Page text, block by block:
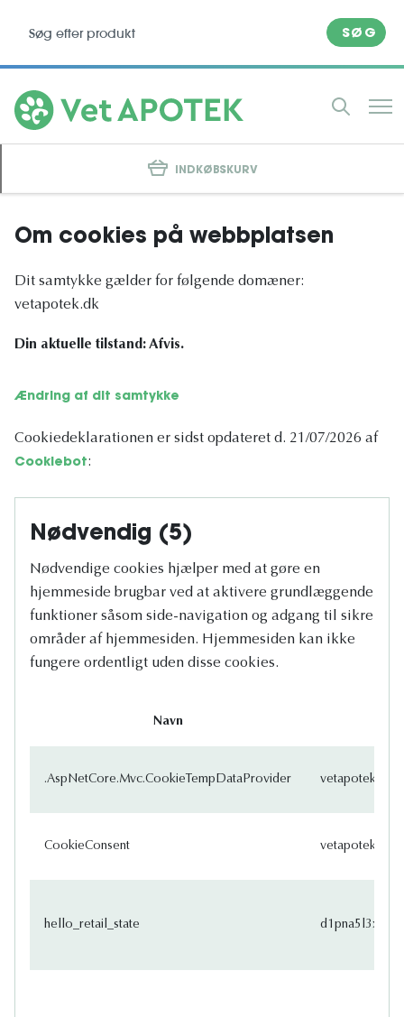
SØG
INDKØBSKURV
Om cookies på webbplatsen
Dit samtykke gælder for følgende domæner:
vetapotek.dk
Din aktuelle tilstand: Afvis.
Ændring af dit samtykke
Cookiedeklarationen er sidst opdateret d. 21/07/2026 af
Cookiebot:
Nødvendig (5)
Nødvendige cookies hjælper med at gøre en
hjemmeside brugbar ved at aktivere grundlæggende
funktioner såsom side-navigation og adgang til sikre
områder af hjemmesiden. Hjemmesiden kan ikke
fungere ordentligt uden disse cookies.
Navn
.AspNetCore.Mvc.CookieTempDataProvider vetapotek.dk
CookieConsent vetapotek.dk
hello_retail_state